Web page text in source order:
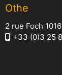
Othe
2 rue Foch
+33 (0)3 25